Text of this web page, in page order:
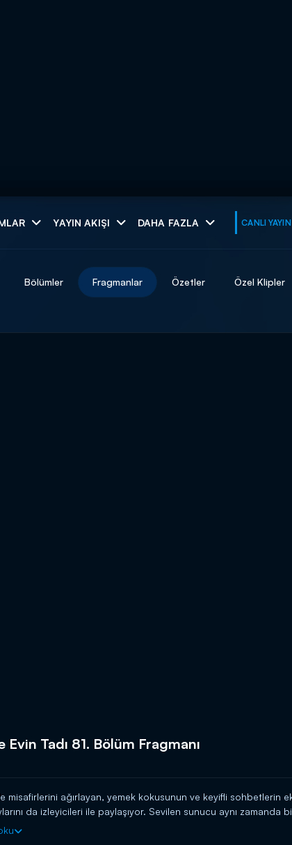
YAYIN AKIŞI DAHA FAZLA CANLI YAYIN
muhteşem
SONUÇLARI
Bölümler Fragmanlar Özetler Özel Klipler
Evin Tadı 81. Bölüm Fragmanı
misafirlerini ağırlayan, yemek kokusunun ve keyifli sohbetlerin
da izleyicileri ile paylaşıyor. Sevilen sunucu aynı